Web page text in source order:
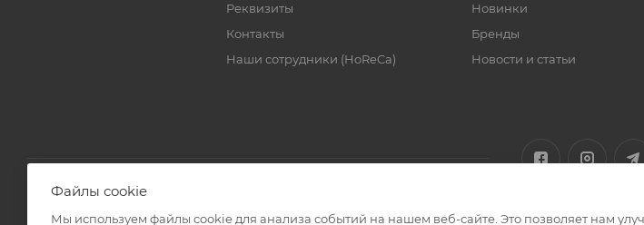
Реквизиты
Контакты
Наши сотрудники (HoReCa)
Новинки
Бренды
Новости и статьи
Файлы cookie
Мы используем файлы cookie для анализа событий на нашем веб-сайте. Это позволяет нам